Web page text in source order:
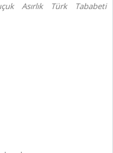
Asırlık Türk Tababeti